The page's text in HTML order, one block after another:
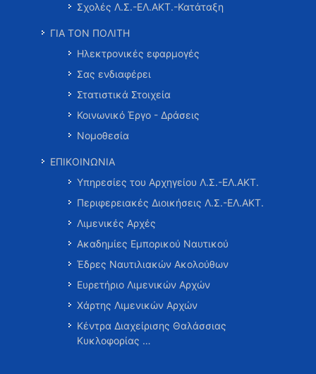
Σχολές Λ.Σ.-ΕΛ.ΑΚΤ.-Κατάταξη
ΓΙΑ ΤΟΝ ΠΟΛΙΤΗ
Ηλεκτρονικές εφαρμογές
Σας ενδιαφέρει
Στατιστικά Στοιχεία
Κοινωνικό Έργο - Δράσεις
Νομοθεσία
ΕΠΙΚΟΙΝΩΝΙΑ
Υπηρεσίες του Αρχηγείου Λ.Σ.-ΕΛ.ΑΚΤ.
Περιφερειακές Διοικήσεις Λ.Σ.-ΕΛ.ΑΚΤ.
Λιμενικές Αρχές
Ακαδημίες Εμπορικού Ναυτικού
Έδρες Ναυτιλιακών Ακολούθων
Ευρετήριο Λιμενικών Αρχών
Χάρτης Λιμενικών Αρχών
Κέντρα Διαχείρισης Θαλάσσιας
Κυκλοφορίας …